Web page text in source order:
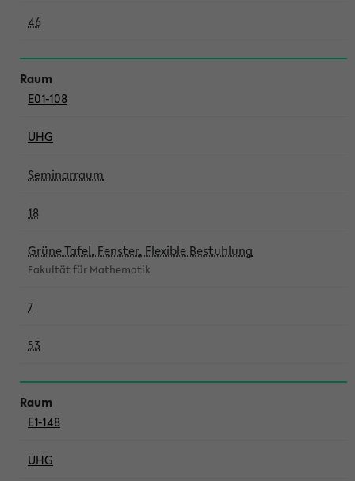
46
E01-108
UHG
Seminarraum
18
Grüne Tafel, Fenster, Flexible Bestuhlung
Fakultät für Mathematik
7
53
E1-148
UHG